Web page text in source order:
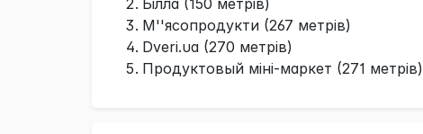
М''ясопродукти (267 метрів)
Dveri.ua (270 метрів)
Продуктовый міні-маркет (271 метрів)